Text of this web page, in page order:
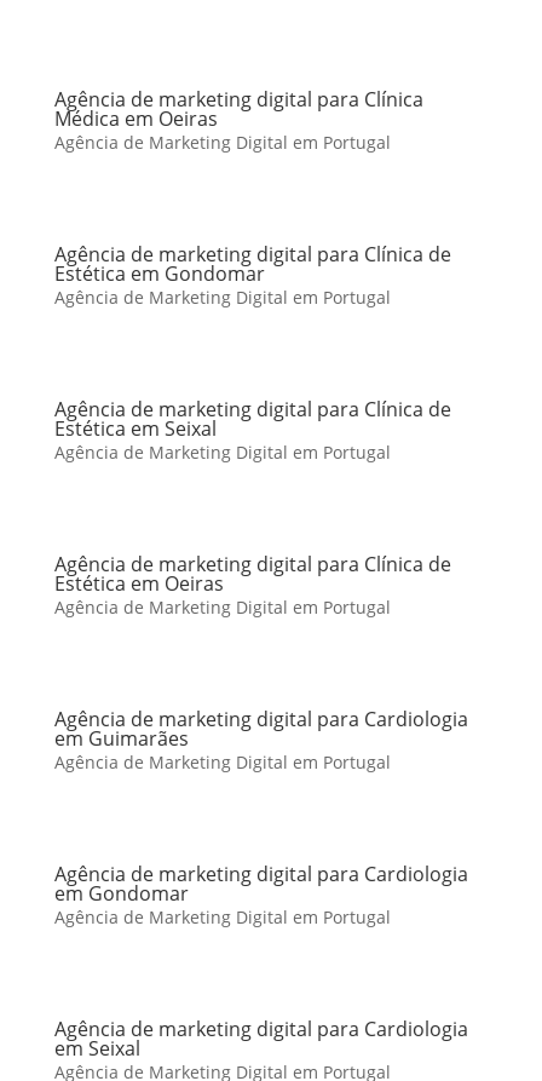
Agência de marketing digital para Clínica
Médica em Oeiras
Agência de Marketing Digital em Portugal
Agência de marketing digital para Clínica de
Estética em Gondomar
Agência de Marketing Digital em Portugal
Agência de marketing digital para Clínica de
Estética em Seixal
Agência de Marketing Digital em Portugal
Agência de marketing digital para Clínica de
Estética em Oeiras
Agência de Marketing Digital em Portugal
Agência de marketing digital para Cardiologia
em Guimarães
Agência de Marketing Digital em Portugal
Agência de marketing digital para Cardiologia
em Gondomar
Agência de Marketing Digital em Portugal
Agência de marketing digital para Cardiologia
em Seixal
Agência de Marketing Digital em Portugal